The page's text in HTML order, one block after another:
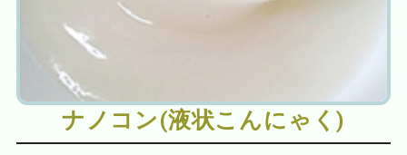
ナノコン(液状こんにゃく)